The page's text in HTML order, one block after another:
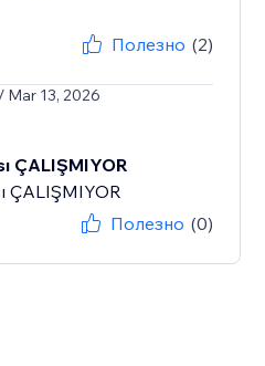
Полезно (2)
/ Mar 13, 2026
ÇALIŞMIYOR
ÇALIŞMIYOR
Полезно (0)